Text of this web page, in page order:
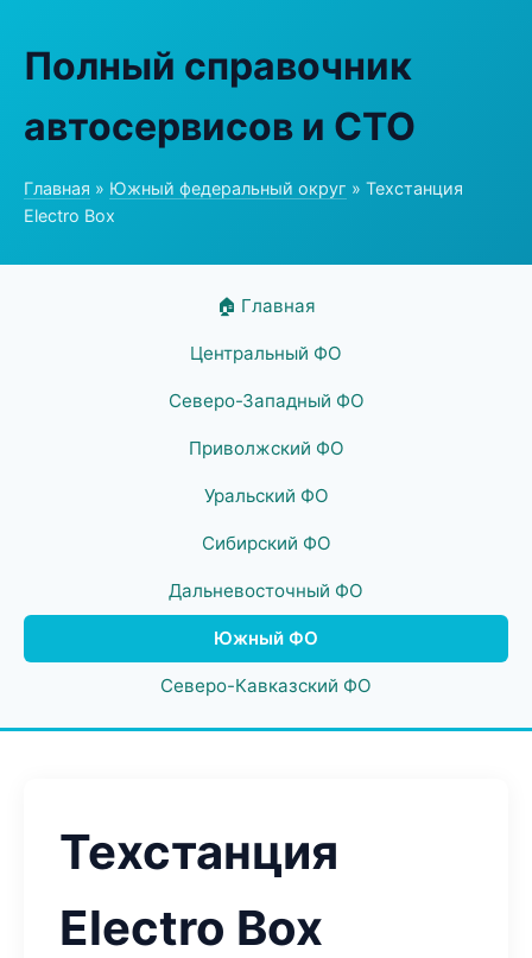
Полный справочник
автосервисов и СТО
Главная » Южный федеральный округ » Техстанция
Electro Box
🏠 Главная
Центральный ФО
Северо-Западный ФО
Приволжский ФО
Уральский ФО
Сибирский ФО
Дальневосточный ФО
Южный ФО
Северо-Кавказский ФО
Техстанция
Electro Box